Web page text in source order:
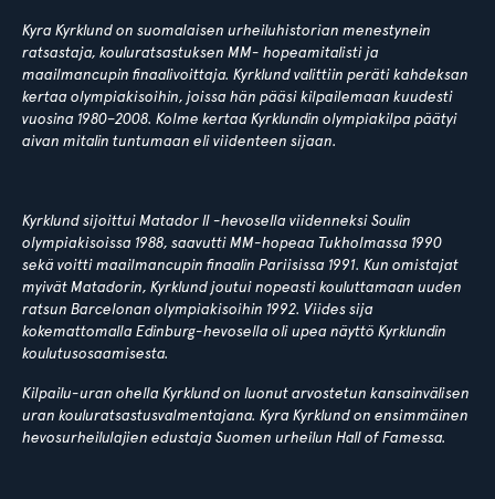
Kyra Kyrklund on suomalaisen urheiluhistorian menestynein
ratsastaja, kouluratsastuksen MM- hopeamitalisti ja
maailmancupin finaalivoittaja. Kyrklund valittiin peräti kahdeksan
kertaa olympiakisoihin, joissa hän pääsi kilpailemaan kuudesti
vuosina 1980–2008. Kolme kertaa Kyrklundin olympiakilpa päätyi
aivan mitalin tuntumaan eli viidenteen sijaan.
Kyrklund sijoittui Matador II -hevosella viidenneksi Soulin
olympiakisoissa 1988, saavutti MM-hopeaa Tukholmassa 1990
sekä voitti maailmancupin finaalin Pariisissa 1991. Kun omistajat
myivät Matadorin, Kyrklund joutui nopeasti kouluttamaan uuden
ratsun Barcelonan olympiakisoihin 1992. Viides sija
kokemattomalla Edinburg-hevosella oli upea näyttö Kyrklundin
koulutusosaamisesta.
Kilpailu-uran ohella Kyrklund on luonut arvostetun kansainvälisen
uran kouluratsastusvalmentajana. Kyra Kyrklund on ensimmäinen
hevosurheilulajien edustaja Suomen urheilun Hall of Famessa.